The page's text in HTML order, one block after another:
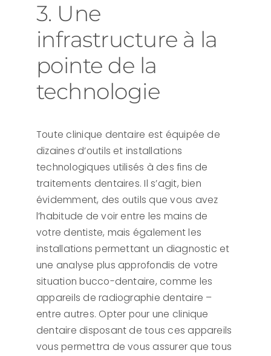
3. Une
infrastructure à la
pointe de la
technologie
Toute clinique dentaire est équipée de
dizaines d’outils et installations
technologiques utilisés à des fins de
traitements dentaires. Il s’agit, bien
évidemment, des outils que vous avez
l’habitude de voir entre les mains de
votre dentiste, mais également les
installations permettant un diagnostic et
une analyse plus approfondis de votre
situation bucco-dentaire, comme les
appareils de radiographie dentaire –
entre autres. Opter pour une clinique
dentaire disposant de tous ces appareils
vous permettra de vous assurer que tous